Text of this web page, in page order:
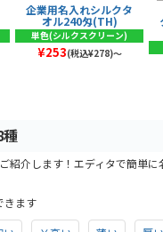
企業用名入れシルクタ
オル240匁(TH)
単色(シルクスクリーン)
¥253(税込¥278)～
紹介します！エディタで簡単
きます